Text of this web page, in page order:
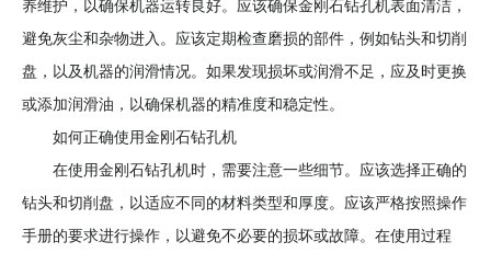
养维护，以确保机器运转良好。应该确保金刚石钻孔机表面清洁，
避免灰尘和杂物进入。应该定期检查磨损的部件，例如钻头和切削
盘，以及机器的润滑情况。如果发现损坏或润滑不足，应及时更换
或添加润滑油，以确保机器的精准度和稳定性。
如何正确使用金刚石钻孔机
在使用金刚石钻孔机时，需要注意一些细节。应该选择正确的
钻头和切削盘，以适应不同的材料类型和厚度。应该严格按照操作
手册的要求进行操作，以避免不必要的损坏或故障。在使用过程